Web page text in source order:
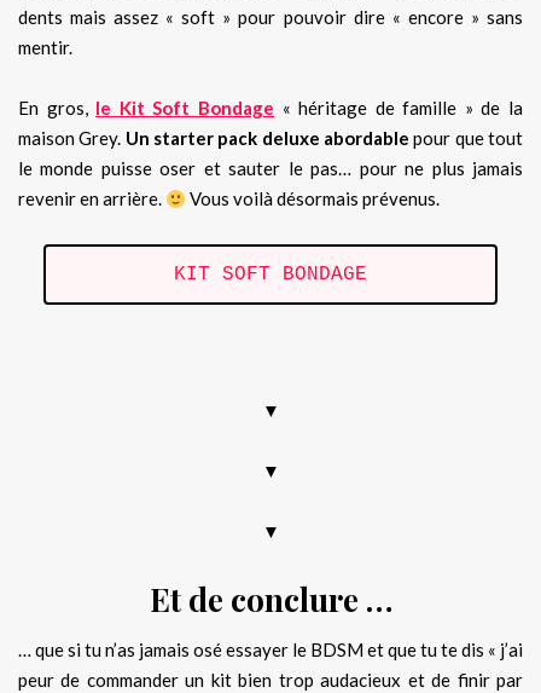
dents mais assez « soft » pour pouvoir dire « encore » sans
mentir.
En gros, le Kit Soft Bondage « héritage de famille » de la
maison Grey. Un starter pack deluxe abordable pour que tout
le monde puisse oser et sauter le pas… pour ne plus jamais
revenir en arrière.
Vous voilà désormais prévenus.
KIT SOFT BONDAGE
▼
▼
▼
Et de conclure …
… que si tu n’as jamais osé essayer le BDSM et que tu te dis « j’ai
peur de commander un kit bien trop audacieux et de finir par